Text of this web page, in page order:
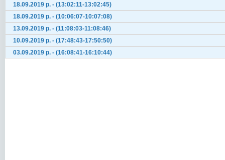
18.09.2019 р. - (13:02:11-13:02:45)
18.09.2019 р. - (10:06:07-10:07:08)
13.09.2019 р. - (11:08:03-11:08:46)
10.09.2019 р. - (17:48:43-17:50:50)
03.09.2019 р. - (16:08:41-16:10:44)